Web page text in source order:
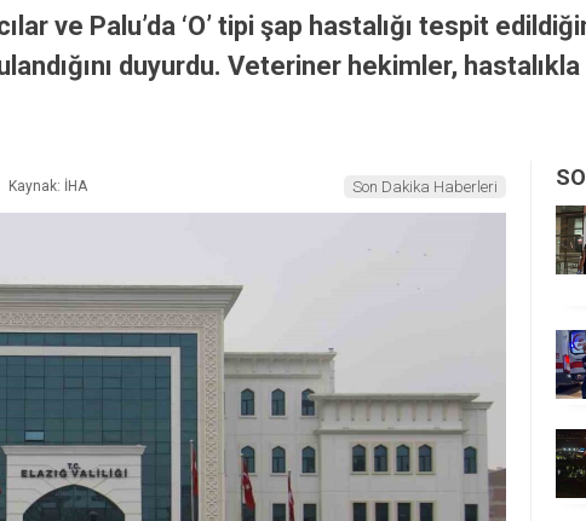
ve Palu’da ‘O’ tipi şap hastalığı tespit
duyurdu. Veteriner hekimler,
Kaynak: İHA Son Dakika Haberleri